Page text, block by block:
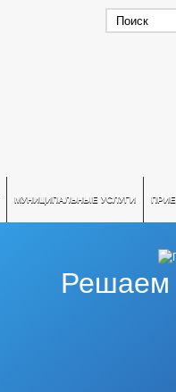
МУНИЦИПАЛЬНЫЕ УСЛУГИ
Решаем